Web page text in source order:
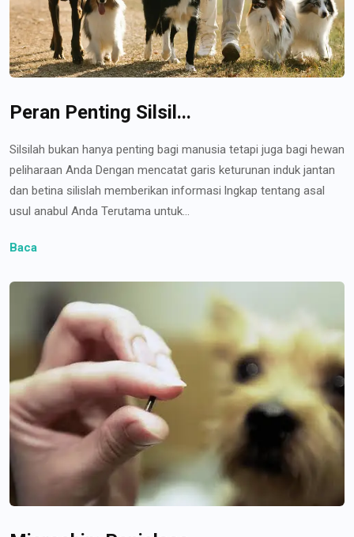
Peran Penting Silsil...
Silsilah bukan hanya penting bagi manusia tetapi juga bagi hewan
peliharaan Anda Dengan mencatat garis keturunan induk jantan
dan betina silislah memberikan informasi lngkap tentang asal
usul anabul Anda Terutama untuk...
Baca